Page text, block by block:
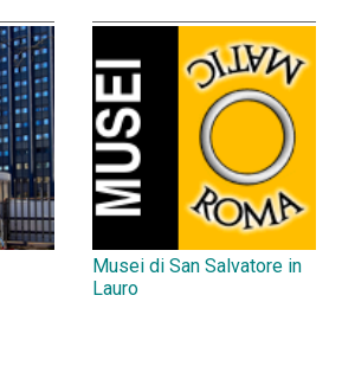
Musei di San Salvatore in
Lauro